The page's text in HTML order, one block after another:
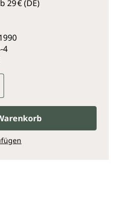
29 € (DE)
4
Gib den